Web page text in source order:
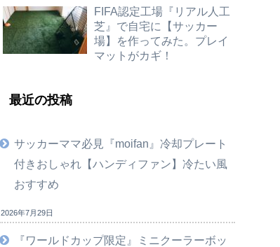
FIFA認定工場『リアル人工
芝』で自宅に【サッカー
場】を作ってみた。プレイ
マットがカギ！
最近の投稿
サッカーママ必見『moifan』冷却プレート
付きおしゃれ【ハンディファン】冷たい風
おすすめ
2026年7月29日
『ワールドカップ限定』ミニクーラーボッ